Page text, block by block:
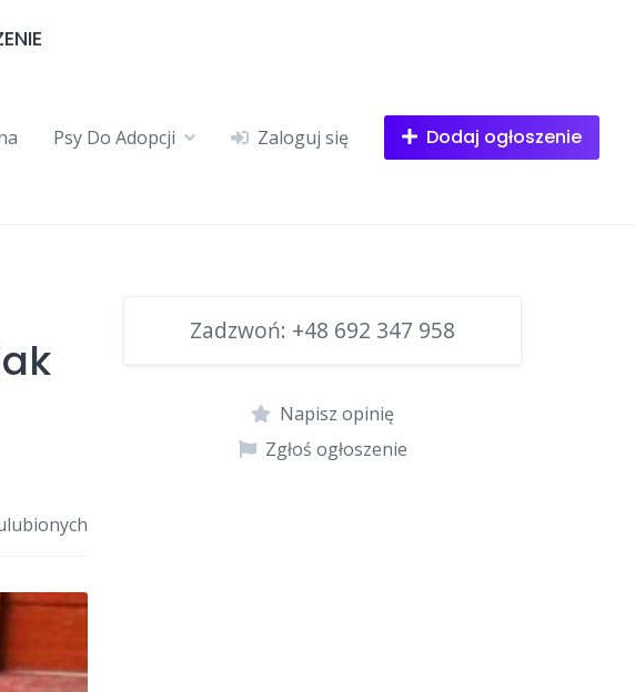
Psy Do Adopcji Zaloguj się Dodaj ogłoszenie
Zadzwoń: +48 692 347 958
Napisz opinię
Zgłoś ogłoszenie